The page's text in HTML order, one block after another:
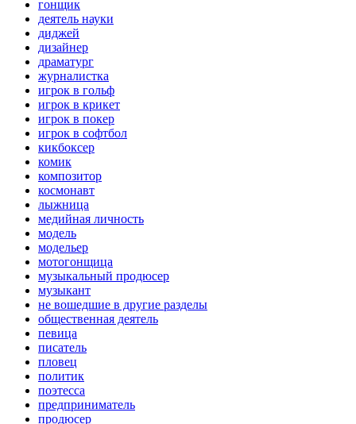
гонщик
деятель науки
диджей
дизайнер
драматург
журналистка
игрок в гольф
игрок в крикет
игрок в покер
игрок в софтбол
кикбоксер
комик
композитор
космонавт
лыжница
медийная личность
модель
модельер
мотогонщица
музыкальный продюсер
музыкант
не вошедшие в другие разделы
общественная деятель
певица
писатель
пловец
политик
поэтесса
предприниматель
продюсер